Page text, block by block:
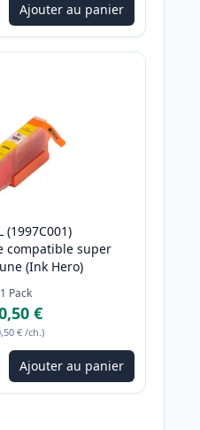
pour ajuster
Ajouter au panier
(1997C001)
compatible super
(Ink Hero)
1 Pack
€
€ /ch.)
pour ajuster
Ajouter au panier